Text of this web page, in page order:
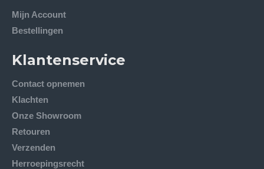
Mijn Account
Bestellingen
Klantenservice
Contact opnemen
Klachten
Onze Showroom
Retouren
Verzenden
Herroepingsrecht